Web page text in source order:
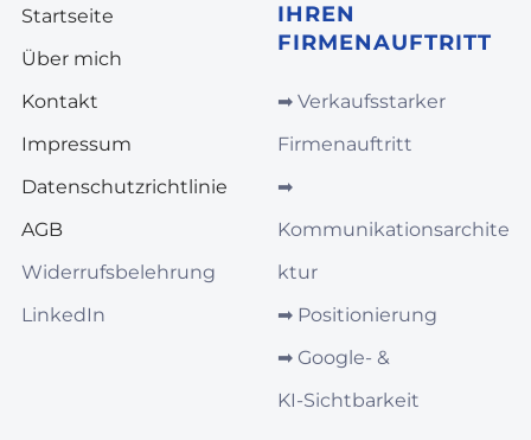
Startseite
Über mich
Kontakt
Impressum
Datenschutzrichtlinie
AGB
Widerrufsbelehrung
LinkedIn
IHREN
FIRMENAUFTRITT
➡︎ Verkaufsstarker
Firmenauftritt
➡︎
Kommunikationsarchite
ktur
➡︎ Positionierung
➡︎ Google‑ &
KI‑Sichtbarkeit